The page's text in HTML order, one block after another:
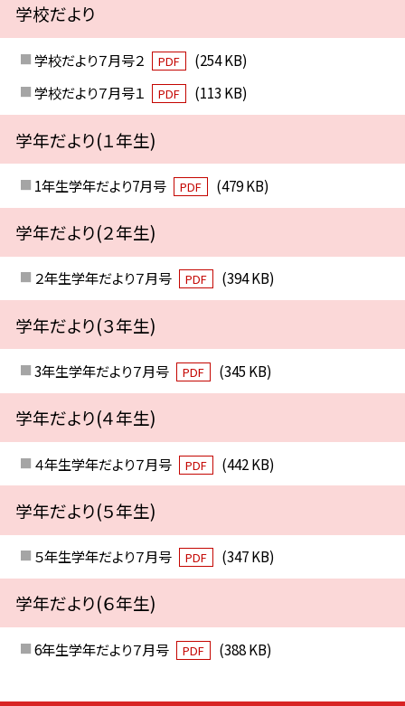
学校だより
学校だより７月号２ PDF
(254 KB)
学校だより７月号１
PDF (113 KB)
学年だより(１年生)
1年生学年だより7月号 PDF (479 KB)
学年だより(２年生)
２年生学年だより７月号 PDF (394 KB)
学年だより(３年生)
3年生学年だより７月号 PDF (345 KB)
学年だより(４年生)
４年生学年だより７月号 PDF (442 KB)
学年だより(５年生)
５年生学年だより７月号 PDF (347 KB)
学年だより(６年生)
6年生学年だより７月号 PDF (388 KB)